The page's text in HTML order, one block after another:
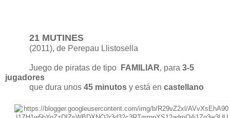
21 MUTINES
(2011), de Perepau Llistosella
Juego de piratas de tipo FAMILIAR, para 3-5
jugadores
que dura unos 45 minutos y está en castellano